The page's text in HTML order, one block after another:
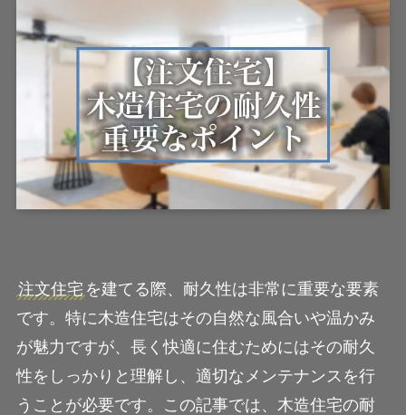
注文住宅 を建てる際、耐久性は非常に重要な要素
です。特に木造住宅はその自然な風合いや温かみ
が魅力ですが、長く快適に住むためにはその耐久
性をしっかりと理解し、適切なメンテナンスを行
うことが必要です。この記事では、木造住宅の耐